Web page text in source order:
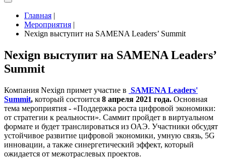
Главная |
Мероприятия |
Nexign выступит на SAMENA Leaders’ Summit
Nexign выступит на SAMENA Leaders’
Summit
Компания Nexign примет участие в SAMENA Leaders'
Summit, который состоится 8 апреля 2021 года. Основная
тема мероприятия - «Поддержка роста цифровой экономики:
от стратегии к реальности». Саммит пройдет в виртуальном
формате и будет транслироваться из ОАЭ. Участники обсудят
устойчивое развитие цифровой экономики, умную связь, 5G
инновации, а также синергетический эффект, который
ожидается от межотраслевых проектов.